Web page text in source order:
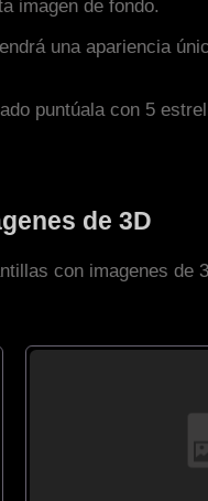
imagen de fondo.
una apariencia
puntúala con 5
de 3D
con imagenes de